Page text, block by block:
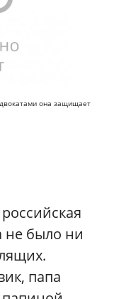
она защищает
не было ни
папа